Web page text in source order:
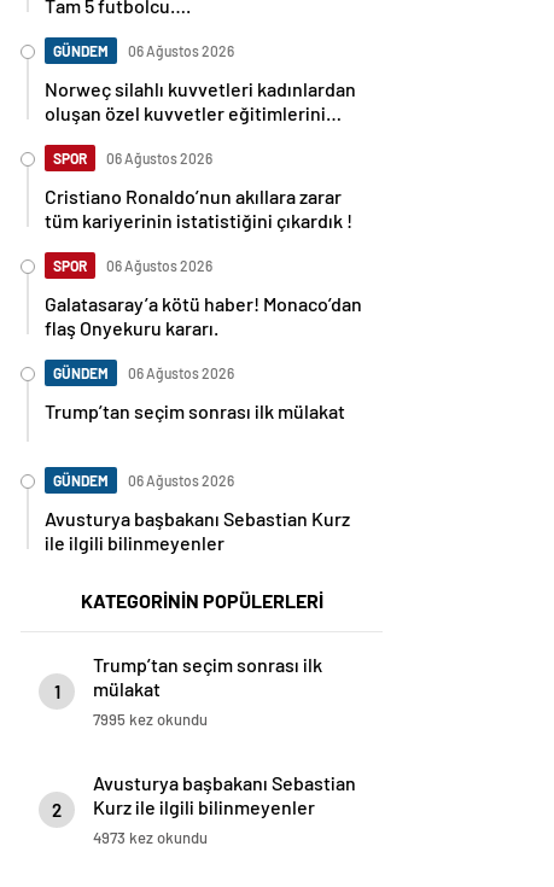
Norweç silahlı kuvvetleri kadınlardan
oluşan özel kuvvetler eğitimlerini
başlattı.
Cristiano Ronaldo’nun akıllara zarar
tüm kariyerinin istatistiğini çıkardık !
Galatasaray’a kötü haber! Monaco’dan
flaş Onyekuru kararı.
Trump’tan seçim sonrası ilk mülakat
Avusturya başbakanı Sebastian Kurz
ile ilgili bilinmeyenler
1
mülakat
7995 kez okundu
2
Kurz ile ilgili bilinmeyenler
4973 kez okundu